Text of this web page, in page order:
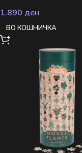
1.890 ден
ВО КОШНИЧКА